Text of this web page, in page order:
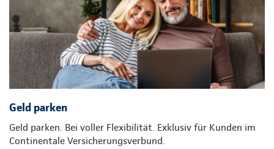
Geld parken
Geld parken. Bei voller Flexibilität. Exklusiv für Kunden im
Continentale Versicherungsverbund.